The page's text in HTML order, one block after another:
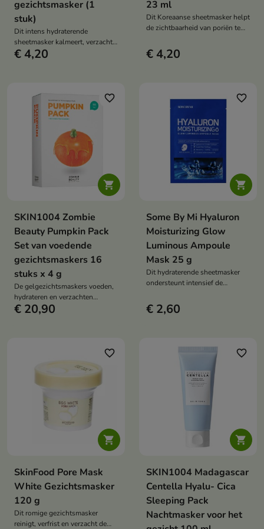
gezichtsmasker (1
stuk)
Dit intens hydraterende
sheetmasker kalmeert, verzacht
en ondersteunt de regeneratie
betaïne, allantoïne, peptiden en
gehydrolyseerd collageen helpt
de huid weer comfortabel, stevig
en elastisch te maken.
€ 4,20
23 ml
Dit Koreaanse sheetmasker helpt
de zichtbaarheid van poriën te
maken en te verfrissen. De
formule met centella asiatica,
panthenol exfolieert, hydrateert
en kalmeert de huid.
€ 4,20

favorite_border
SKIN1004 Zombie
Beauty Pumpkin Pack
Set van voedende
gezichtsmaskers 16
stuks x 4 g
De gelgezichtsmaskers voeden,
hydrateren en verzachten
intensief een droge, vermoeide
centella asiatica ondersteunt
huidregeneratie, maakt de huid
zacht en zorgt voor een gezonde
uitstraling.
€ 20,90

favorite_border
Some By Mi Hyaluron
Moisturizing Glow
Luminous Ampoule
Mask 25 g
Dit hydraterende sheetmasker
ondersteunt intensief de
regeneratie van droge en
geïrriteerde huid. De formule met
aloë vera helpt vocht in de
opperhuid vast te houden en de
huid weer comfortabel te maken.
€ 2,60

favorite_border
SkinFood Pore Mask
White Gezichtsmasker
120 g
Dit romige gezichtsmasker
reinigt, verfrist en verzacht de

favorite_border
SKIN1004 Madagascar
Centella Hyalu- Cica
Sleeping Pack
Nachtmasker voor het